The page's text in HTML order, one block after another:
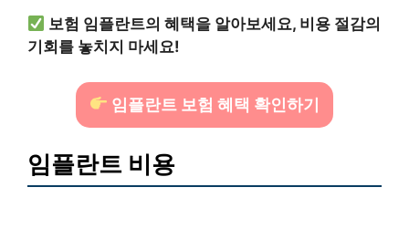
보험 임플란트의 혜택을 알아보세요, 비용 절감의
기회를 놓치지 마세요!
임플란트 보험 혜택 확인하기
임플란트 비용